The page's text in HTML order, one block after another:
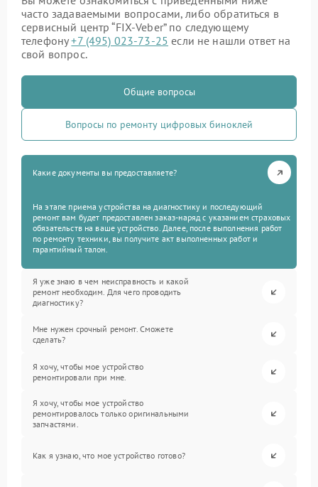
часто задаваемыми вопросами, либо обратиться в
сервисный центр “FIX-Veber” по следующему
телефону+7 (495) 023-73-25 если не нашли ответ на
свой вопрос.
Общие вопросы
Вопросы по ремонту цифровых биноклей
Какие документы вы предоставляете?
На этапе приема устройства на диагностику и последующий
ремонт вам будет предоставлен заказ-наряд с указанием страховых
обязательств на ваше устройство. Далее, после выполнения работ
по ремонту техники, вы получите акт выполненных работ и
гарантийный талон.
Я уже знаю в чем неисправность и какой
ремонт необходим. Для чего проводить
диагностику?
Мне нужен срочный ремонт. Сможете
сделать?
Я хочу, чтобы мое устройство
ремонтировали при мне.
Я хочу, чтобы мое устройство
ремонтировалось только оригинальными
запчастями.
Как я узнаю, что мое устройство готово?